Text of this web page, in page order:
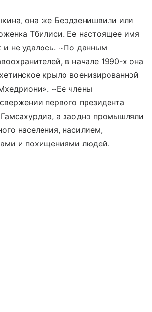
она же Бердзенишвили или
Тбилиси. Ее настоящее имя
и не удалось. ~По данным
в начале 1990-х она
крыло военизированной
~Ее члены
первого президента
а заодно промышляли
населения, насилием,
и похищениями людей.